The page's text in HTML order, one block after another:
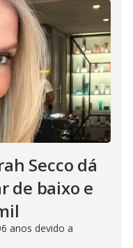
Secco dá
de baixo e
anos devido a